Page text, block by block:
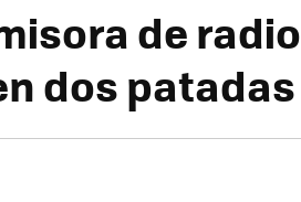
de radio
dos patadas